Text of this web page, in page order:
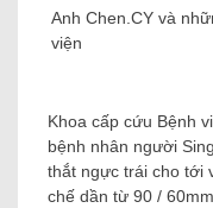
Anh Chen.CY và
viện
Khoa cấp cứu Bệnh
bệnh nhân người
thắt ngực trái cho tới
chế dần từ 90 /